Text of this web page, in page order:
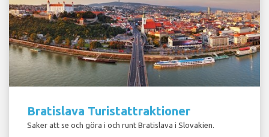
Bratislava Turistattraktioner
Saker att se och göra i och runt Bratislava i Slovakien.